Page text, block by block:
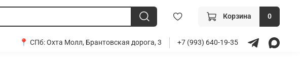
Корзина 0
📍 СПб:Охта Молл, Брантовская дорога, 3 +7 (993) 640-19-35